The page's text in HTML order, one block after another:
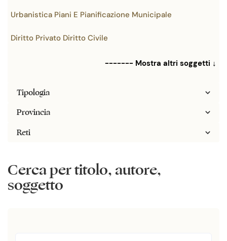
Urbanistica Piani E Pianificazione Municipale
Diritto Privato Diritto Civile
------- Mostra altri soggetti ↓
Tipologia
Provincia
Reti
Cerca per titolo, autore,
soggetto